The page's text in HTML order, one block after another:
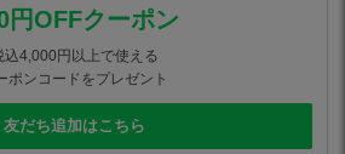
円OFFクーポン
込4,000円以上で使える
ポンコードをプレゼント
友だち追加はこちら